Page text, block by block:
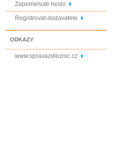
Zapomenuté heslo
Registrovat dodavatele
ODKAZY
www.spravazeleznic.cz